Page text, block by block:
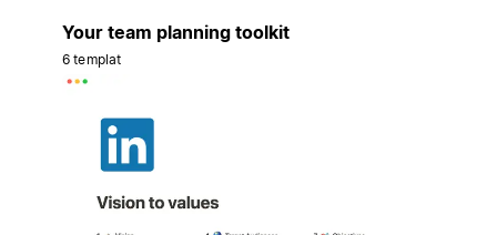
Your team planning toolkit
6 templat